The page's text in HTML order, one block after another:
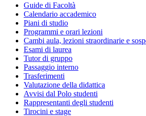
Guide di Facoltà
Calendario accademico
Piani di studio
Programmi e orari lezioni
Cambi aula, lezioni straordinarie e
Esami di laurea
Tutor di gruppo
Passaggio interno
Trasferimenti
Valutazione della didattica
Avvisi dal Polo studenti
Rappresentanti degli studenti
Tirocini e stage